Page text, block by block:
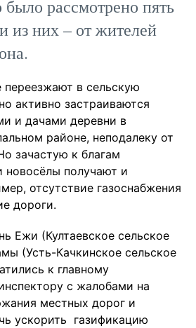
рассмотрено пять
из них – от жителей
в сельскую
активно застраиваются
и дачами деревни в
районе, неподалеку от
зачастую к благам
новосёлы получают и
отсутствие газоснабжения
дороги.
Ежи (Култаевское сельское
(Усть-Качкинское сельское
к главному
с жалобами на
местных дорог и
ускорить газификацию